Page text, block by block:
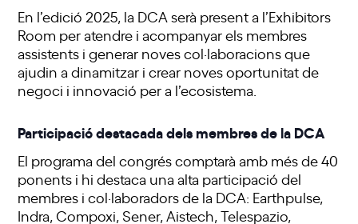
En l’edició 2025, la DCA serà present a l’Exhibitors
Room per atendre i acompanyar els membres
assistents i generar noves col·laboracions que
ajudin a dinamitzar i crear noves oportunitat de
negoci i innovació per a l’ecosistema.
Participació destacada dels membres de la DCA
El programa del congrés comptarà amb més de 40
ponents i hi destaca una alta participació del
membres i col·laboradors de la DCA: Earthpulse,
Indra, Compoxi, Sener, Aistech, Telespazio,